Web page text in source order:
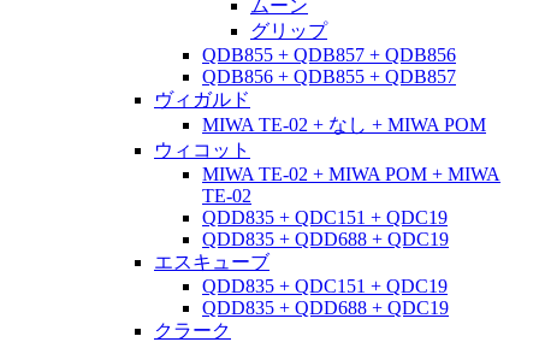
ムーン
グリップ
QDB855 + QDB857 + QDB856
QDB856 + QDB855 + QDB857
ヴィガルド
MIWA TE-02 + なし + MIWA POM
ウィコット
MIWA TE-02 + MIWA POM + MIWA
TE-02
QDD835 + QDC151 + QDC19
QDD835 + QDD688 + QDC19
エスキューブ
QDD835 + QDC151 + QDC19
QDD835 + QDD688 + QDC19
クラーク